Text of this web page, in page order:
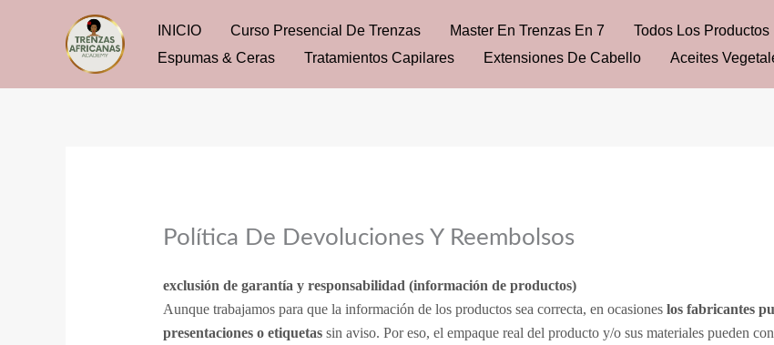
INICIO Curso Presencial De Trenzas Master En Trenzas En 7 Todos Los Productos
Espumas & Ceras
Tratamientos Capilares Extensiones De Cabello Aceites
Política De Devoluciones Y Reembolsos
exclusión de garantía y responsabilidad (información de productos)
Aunque trabajamos para que la información de los productos sea correcta, en ocasiones los fabricantes
presentaciones o etiquetassin aviso. Por eso, el empaque real del producto y/o sus materiales pueden